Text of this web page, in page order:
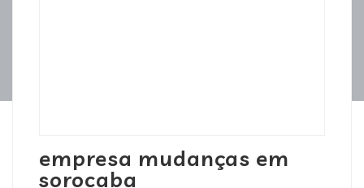
empresa mudanças em
sorocaba